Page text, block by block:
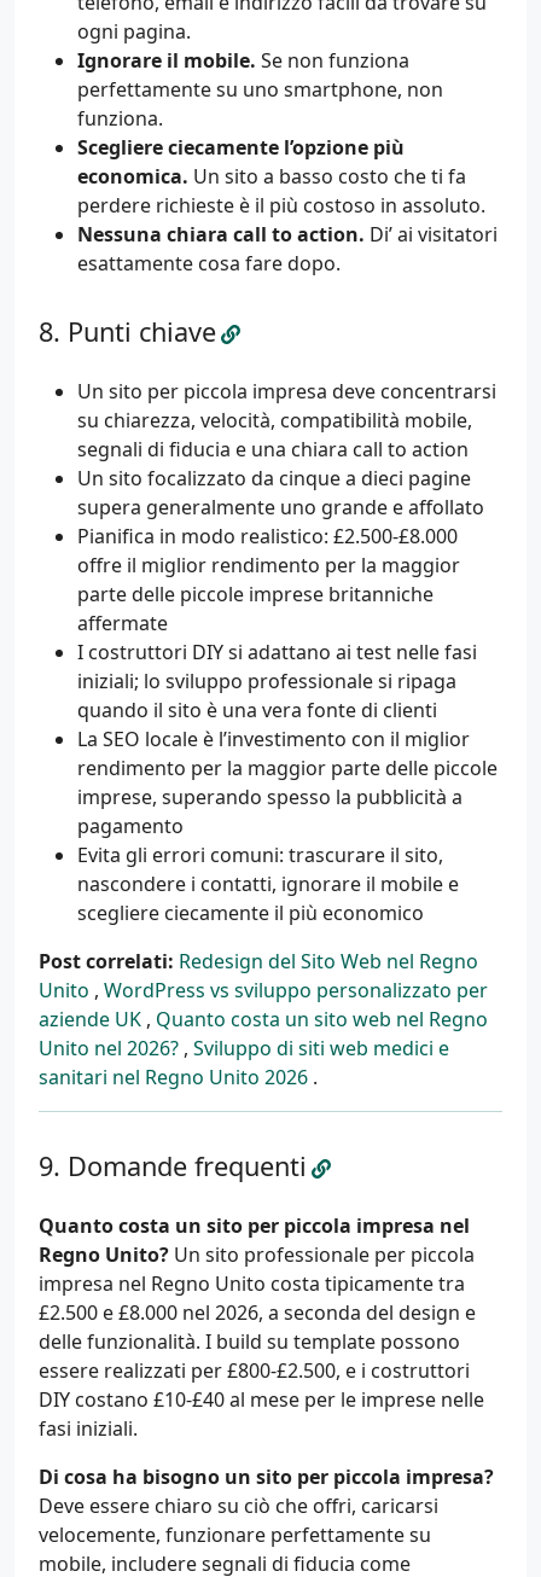
ogni pagina.
Ignorare il mobile. Se non funziona
perfettamente su uno smartphone, non
funziona.
Scegliere ciecamente l’opzione più
economica. Un sito a basso costo che ti fa
perdere richieste è il più costoso in assoluto.
Nessuna chiara call to action. Di’ ai visitatori
esattamente cosa fare dopo.
Punti chiave
Un sito per piccola impresa deve concentrarsi
su chiarezza, velocità, compatibilità mobile,
segnali di fiducia e una chiara call to action
Un sito focalizzato da cinque a dieci pagine
supera generalmente uno grande e affollato
Pianifica in modo realistico: £2.500-£8.000
offre il miglior rendimento per la maggior
parte delle piccole imprese britanniche
affermate
I costruttori DIY si adattano ai test nelle fasi
iniziali; lo sviluppo professionale si ripaga
quando il sito è una vera fonte di clienti
La SEO locale è l’investimento con il miglior
rendimento per la maggior parte delle piccole
imprese, superando spesso la pubblicità a
pagamento
Evita gli errori comuni: trascurare il sito,
nascondere i contatti, ignorare il mobile e
scegliere ciecamente il più economico
Post correlati: Redesign del Sito Web nel Regno
Unito , WordPress vs sviluppo personalizzato per
aziende UK , Quanto costa un sito web nel Regno
Unito nel 2026? , Sviluppo di siti web medici e
sanitari nel Regno Unito 2026 .
Domande frequenti
Quanto costa un sito per piccola impresa nel
Regno Unito? Un sito professionale per piccola
impresa nel Regno Unito costa tipicamente tra
£2.500 e £8.000 nel 2026, a seconda del design e
delle funzionalità. I build su template possono
essere realizzati per £800-£2.500, e i costruttori
DIY costano £10-£40 al mese per le imprese nelle
fasi iniziali.
Di cosa ha bisogno un sito per piccola impresa?
Deve essere chiaro su ciò che offri, caricarsi
velocemente, funzionare perfettamente su
mobile, includere segnali di fiducia come